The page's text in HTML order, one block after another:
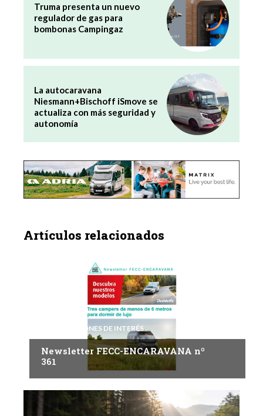
Truma presenta un nuevo
regulador de gas para
bombonas Campingaz
La autocaravana
Niesmann+Bischoff iSmove se
actualiza con más seguridad y
autonomía
Artículos relacionados
INFORMACIONES DE INTERÉS
Newsletter FECC-ENCARAVANA nº
361